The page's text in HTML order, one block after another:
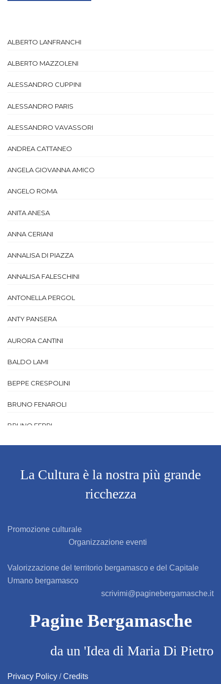
ALBERTO LANFRANCHI
ALBERTO MAZZOLENI
ALESSANDRO CUPPINI
ALESSANDRO PARIS
ALESSANDRO VAVASSORI
ANDREA CATTANEO
ANGELA GIOVANNA AMICO
ANGELO ROMA
ANITA ANESA
ANNA CERIANI
ANNALISA DI PIAZZA
ANNALISA FALESCHINI
ANTONELLA PERGOL
ANTY PANSERA
AURORA CANTINI
BALDO LAMI
BEPPE CRESPOLINI
BRUNO FENAROLI
BRUNO FERRI
BRUNO MANENTI
CALOGERO LUIGI FERRARO
CARLA STROPPA
CLAUDIO CREMASCHI
DANILO PERICO
La Cultura è la nostra più grande
ricchezza
Promozione culturale
Organizzazione eventi
Valorizzazione del territorio bergamasco e del Capitale
Umano bergamasco
scrivimi@paginebergamasche.it
Pagine Bergamasche
da un 'Idea di Maria Di Pietro
Privacy Policy / Credits